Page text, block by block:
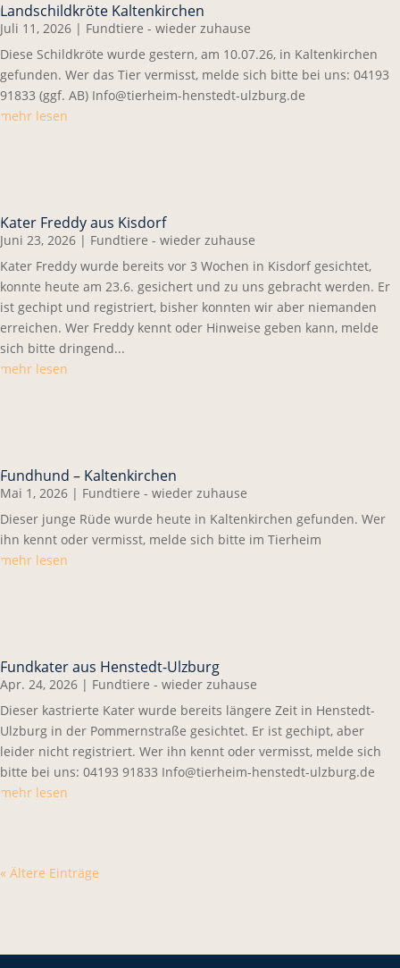
Landschildkröte Kaltenkirchen
Juli 11, 2026 | Fundtiere - wieder zuhause
Diese Schildkröte wurde gestern, am 10.07.26, in Kaltenkirchen
gefunden. Wer das Tier vermisst, melde sich bitte bei uns: 04193
91833 (ggf. AB) Info@tierheim-henstedt-ulzburg.de
mehr lesen
Kater Freddy aus Kisdorf
Juni 23, 2026 | Fundtiere - wieder zuhause
Kater Freddy wurde bereits vor 3 Wochen in Kisdorf gesichtet,
konnte heute am 23.6. gesichert und zu uns gebracht werden. Er
ist gechipt und registriert, bisher konnten wir aber niemanden
erreichen. Wer Freddy kennt oder Hinweise geben kann, melde
sich bitte dringend...
mehr lesen
Fundhund – Kaltenkirchen
Mai 1, 2026 | Fundtiere - wieder zuhause
Dieser junge Rüde wurde heute in Kaltenkirchen gefunden. Wer
ihn kennt oder vermisst, melde sich bitte im Tierheim
mehr lesen
Fundkater aus Henstedt-Ulzburg
Apr. 24, 2026 | Fundtiere - wieder zuhause
Dieser kastrierte Kater wurde bereits längere Zeit in Henstedt-
Ulzburg in der Pommernstraße gesichtet. Er ist gechipt, aber
leider nicht registriert. Wer ihn kennt oder vermisst, melde sich
bitte bei uns: 04193 91833 Info@tierheim-henstedt-ulzburg.de
mehr lesen
« Ältere Einträge